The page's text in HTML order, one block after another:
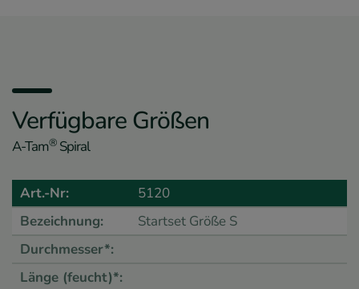
Verfügbare Größen
A-Tam® Spiral
5120
Startset Größe S